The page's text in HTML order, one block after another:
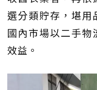
選分類貯存，堪用
國內市場以二手
效益。